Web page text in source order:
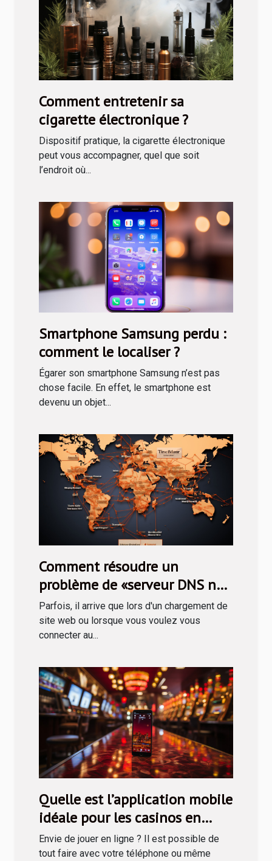
Comment entretenir sa
cigarette électronique ?
Dispositif pratique, la cigarette électronique
peut vous accompagner, quel que soit
l’endroit où...
Smartphone Samsung perdu :
comment le localiser ?
Égarer son smartphone Samsung n’est pas
chose facile. En effet, le smartphone est
devenu un objet...
Comment résoudre un
problème de «serveur DNS ne
répondant pas
Parfois, il arrive que lors d'un chargement de
site web ou lorsque vous voulez vous
connecter au...
Quelle est l’application mobile
idéale pour les casinos en
ligne ?
Envie de jouer en ligne ? Il est possible de
tout faire avec votre téléphone ou même